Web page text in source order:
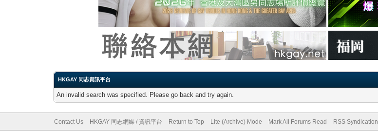
HKGAY 同志資訊平台
An invalid search was specified. Please go back and try again.
Contact Us HKGAY 同志網媒 / 資訊平台 Return to Top Lite (Archive) Mode Mark All Forums Read RSS Syndication